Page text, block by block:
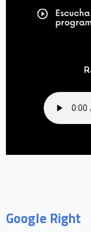
Google Right